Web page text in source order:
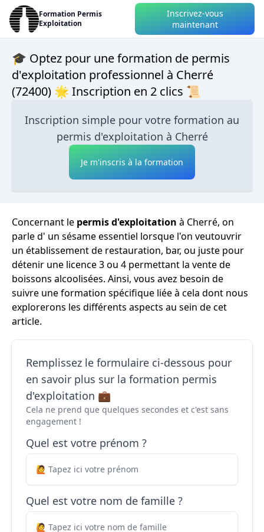
Formation Permis
Exploitation
Inscrivez-vous
maintenant
🎓 Optez pour une formation de permis
d'exploitation professionnel à Cherré
(72400) 🌟 Inscription en 2 clics 📜
Inscription simple pour votre formation au
permis d'exploitation à Cherré
Je m'inscris à la formation
Concernant le permis d'exploitation à Cherré, on
parle d' un sésame essentiel lorsque l'on veutouvrir
un établissement de restauration, bar, ou juste pour
détenir une licence 3 ou 4 permettant la vente de
boissons alcoolisées. Ainsi, vous avez besoin de
suivre une formation spécifique liée à cela dont nous
explorerons les différents aspects au sein de cet
article.
Remplissez le formulaire ci-dessous pour
en savoir plus sur la formation permis
d'exploitation 💼
Cela ne prend que quelques secondes et c'est sans
engagement !
Quel est votre prénom ?
Quel est votre nom de famille ?